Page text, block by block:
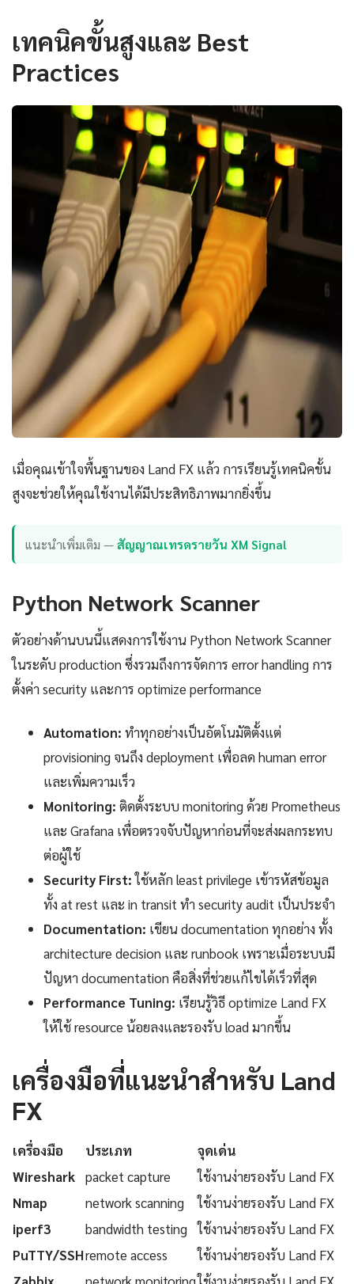
เทคนิคขั้นสูงและ Best
Practices
เมื่อคุณเข้าใจพื้นฐานของ Land FX แล้ว การเรียนรู้เทคนิคขั้น
สูงจะช่วยให้คุณใช้งานได้มีประสิทธิภาพมากยิ่งขึ้น
แนะนำเพิ่มเติม —สัญญาณเทรดรายวัน XM Signal
Python Network Scanner
ตัวอย่างด้านบนนี้แสดงการใช้งาน Python Network Scanner
ในระดับ production ซึ่งรวมถึงการจัดการ error handling การ
ตั้งค่า security และการ optimize performance
Automation: ทำทุกอย่างเป็นอัตโนมัติตั้งแต่
provisioning จนถึง deployment เพื่อลด human error
และเพิ่มความเร็ว
Monitoring: ติดตั้งระบบ monitoring ด้วย Prometheus
และ Grafana เพื่อตรวจจับปัญหาก่อนที่จะส่งผลกระทบ
ต่อผู้ใช้
Security First:ใช้หลัก least privilege เข้ารหัสข้อมูล
ทั้ง at rest และ in transit ทำ security audit เป็นประจำ
Documentation: เขียน documentation ทุกอย่าง ทั้ง
architecture decision และ runbook เพราะเมื่อระบบมี
ปัญหา documentation คือสิ่งที่ช่วยแก้ไขได้เร็วที่สุด
Performance Tuning: เรียนรู้วิธี optimize Land FX
ให้ใช้ resource น้อยลงและรองรับ load มากขึ้น
เครื่องมือที่แนะนำสำหรับ Land
FX
เครื่องมือ ประเภท
จุดเด่น
Wireshark packet capture
ใช้งานง่ายรองรับ Land FX
Nmap
network scanning
ใช้งานง่ายรองรับ Land FX
iperf3
bandwidth testing ใช้งานง่ายรองรับ Land FX
PuTTY/SSHremote access
ใช้งานง่ายรองรับ Land FX
Zabbix
network monitoringใช้งานง่ายรองรับ Land FX